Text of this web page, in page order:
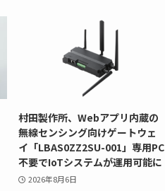
村田製作所、Webアプリ内蔵の
無線センシング向けゲートウェ
イ「LBAS0ZZ2SU-001」専用PC
不要でIoTシステムが運用可能に
2026年8月6日